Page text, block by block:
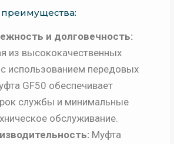
и долговечность:
из высококачественных
использованием передовых
GF50 обеспечивает
службы и минимальные
обслуживание.
Муфта